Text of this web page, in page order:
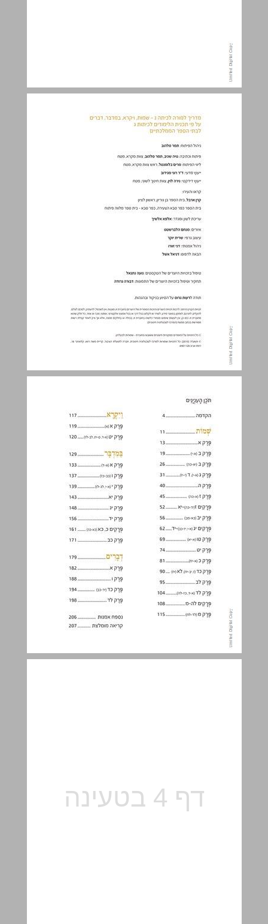
תכן הענינים ... 3
הקדמה ... 4